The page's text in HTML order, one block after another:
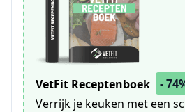
VetFit Receptenboek
-
Verrijk je keuken met een